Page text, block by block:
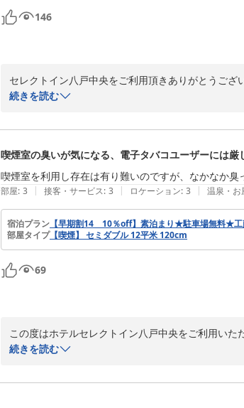
146
セレクトイン八戸中央をご利用頂きありがとうござ
当館の御宿泊で満足して頂けた点があったお話をお
ました。そしてこちらでご案内しておりますサー
提供をしておりました。外出帰りのお客様、
やお部屋で寛ぎたいお客様に、夜カレーやフリード
お客様のほっと一息ついているお姿を拝見する事も
本有数の大型マーケットとなっており、朝早い時間
心街より朝市着の循環バスもご利用が可能となって
備してございますので、こちらはお気軽にお声掛け
お客様が現在感じて下さった良い点は継続し、それ
2026-05-07
続きを読む
喫煙室の臭いが気になる、電子タバコユーザーには厳
喫煙室を利用し存在は有り難いのですが、なかなか
部屋: 3 | 接客・サービス: 3 | ロケーション: 3 | 温泉・お
宿泊プラン 【早期割14 10％off】素泊まり★駐車場無料★
部屋タイプ【喫煙】 セミダブル 12平米 120cm
69
この度はホテルセレクトイン八戸中央をご利用いた
喫煙室に関しまして、ご不快な思いをさせてしまい
お客様から頂いたご意見を参考に、今後の対応を考
続きを読む